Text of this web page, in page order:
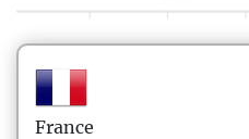
France